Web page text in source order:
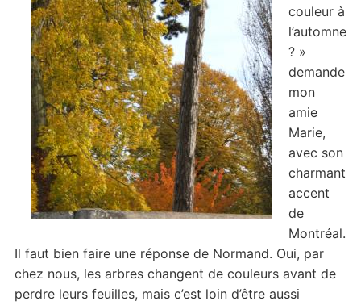
couleur à
l’automne
? »
demande
mon
amie
Marie,
avec son
charmant
accent
de
Montréal.
Il faut bien faire une réponse de Normand. Oui, par
chez nous, les arbres changent de couleurs avant de
perdre leurs feuilles, mais c’est loin d’être aussi